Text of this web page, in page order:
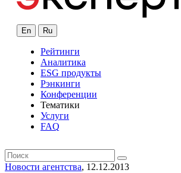
En Ru
Рейтинги
Аналитика
ESG продукты
Рэнкинги
Конференции
Тематики
Услуги
FAQ
Новости агентства, 12.12.2013